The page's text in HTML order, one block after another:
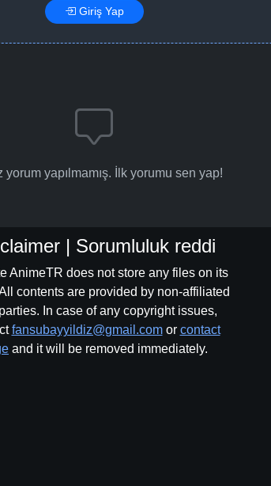
Giriş Yap
yorum yapılmamış. İlk yorumu sen yap!
| Sorumluluk reddi
AnimeTR does not store any files on its
contents are provided by non-affiliated
In case of any copyright issues,
fansubayyildiz@gmail.comor contact
and it will be removed immediately.